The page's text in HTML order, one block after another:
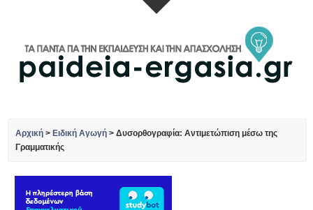
Αρχική > Ειδική Αγωγή >Δυσορθογραφία: Αντιμετώπιση μέσω της
Γραμματικής